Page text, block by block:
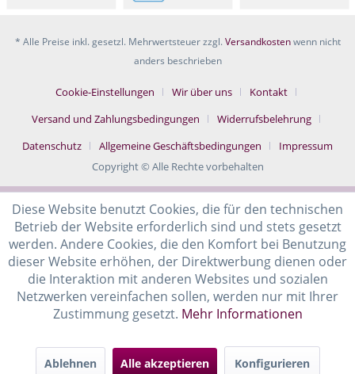
* Alle Preise inkl. gesetzl. Mehrwertsteuer zzgl.Versandkostenwenn nicht
anders beschrieben
Cookie-Einstellungen Wir über uns
Kontakt
Versand und Zahlungsbedingungen
Widerrufsbelehrung
Datenschutz
Allgemeine Geschäftsbedingungen
Impressum
Copyright © Alle Rechte vorbehalten
Diese Website benutzt Cookies, die für den technischen
Betrieb der Website erforderlich sind und stets gesetzt
werden. Andere Cookies, die den Komfort bei Benutzung
dieser Website erhöhen, der Direktwerbung dienen oder
die Interaktion mit anderen Websites und sozialen
Netzwerken vereinfachen sollen, werden nur mit Ihrer
Zustimmung gesetzt. Mehr Informationen
Ablehnen Alle akzeptieren Konfigurieren